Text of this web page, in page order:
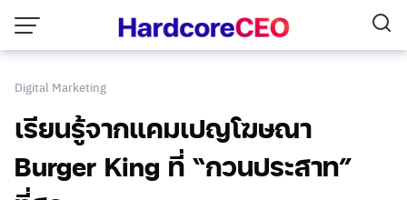
content
Digital Marketing
เรียนรู้จากแคมเปญโฆษณา
Burger King ที่ “กวนประสาท”